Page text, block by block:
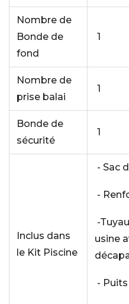
Nombre de
Bonde de
fond
1
Nombre de
prise balai
1
Bonde de
sécurité
1
Inclus dans
le Kit Piscine
- Sac
-
-
usine
-